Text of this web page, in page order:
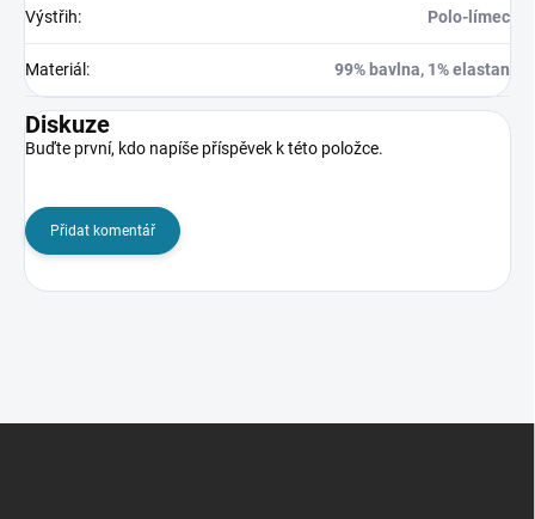
Výstřih: Polo-límec
Materiál: 99% bavlna, 1% elastan
Diskuze
Buďte první, kdo napíše příspěvek k této položce.
Přidat komentář